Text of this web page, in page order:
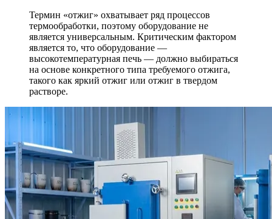
Термин «отжиг» охватывает ряд процессов
термообработки, поэтому оборудование не
является универсальным. Критическим фактором
является то, что оборудование —
высокотемпературная печь — должно выбираться
на основе конкретного типа требуемого отжига,
такого как яркий отжиг или отжиг в твердом
растворе.